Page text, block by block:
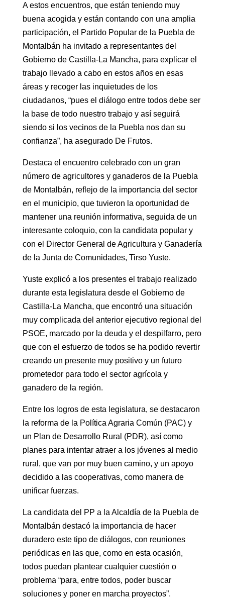
A estos encuentros, que están teniendo muy
buena acogida y están contando con una amplia
participación, el Partido Popular de la Puebla de
Montalbán ha invitado a representantes del
Gobierno de Castilla-La Mancha, para explicar el
trabajo llevado a cabo en estos años en esas
áreas y recoger las inquietudes de los
ciudadanos, “pues el diálogo entre todos debe ser
la base de todo nuestro trabajo y así seguirá
siendo si los vecinos de la Puebla nos dan su
confianza”, ha asegurado De Frutos.
Destaca el encuentro celebrado con un gran
número de agricultores y ganaderos de la Puebla
de Montalbán, reflejo de la importancia del sector
en el municipio, que tuvieron la oportunidad de
mantener una reunión informativa, seguida de un
interesante coloquio, con la candidata popular y
con el Director General de Agricultura y Ganadería
de la Junta de Comunidades, Tirso Yuste.
Yuste explicó a los presentes el trabajo realizado
durante esta legislatura desde el Gobierno de
Castilla-La Mancha, que encontró una situación
muy complicada del anterior ejecutivo regional del
PSOE, marcado por la deuda y el despilfarro, pero
que con el esfuerzo de todos se ha podido revertir
creando un presente muy positivo y un futuro
prometedor para todo el sector agrícola y
ganadero de la región.
Entre los logros de esta legislatura, se destacaron
la reforma de la Política Agraria Común (PAC) y
un Plan de Desarrollo Rural (PDR), así como
planes para intentar atraer a los jóvenes al medio
rural, que van por muy buen camino, y un apoyo
decidido a las cooperativas, como manera de
unificar fuerzas.
La candidata del PP a la Alcaldía de la Puebla de
Montalbán destacó la importancia de hacer
duradero este tipo de diálogos, con reuniones
periódicas en las que, como en esta ocasión,
todos puedan plantear cualquier cuestión o
problema “para, entre todos, poder buscar
soluciones y poner en marcha proyectos”.